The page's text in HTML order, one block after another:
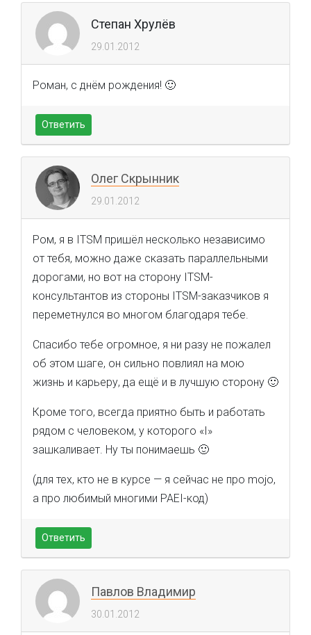
Степан Хрулёв
29.01.2012
Роман, с днём рождения! 🙂
Ответить
Олег Скрынник
29.01.2012
Ром, я в ITSM пришёл несколько независимо
от тебя, можно даже сказать параллельными
дорогами, но вот на сторону ITSM-
консультантов из стороны ITSM-заказчиков я
переметнулся во многом благодаря тебе.
Спасибо тебе огромное, я ни разу не пожалел
об этом шаге, он сильно повлиял на мою
жизнь и карьеру, да ещё и в лучшую сторону 🙂
Кроме того, всегда приятно быть и работать
рядом с человеком, у которого «I»
зашкаливает. Ну ты понимаешь 🙂
(для тех, кто не в курсе — я сейчас не про mojo,
а про любимый многими PAEI-код)
Ответить
Павлов Владимир
30.01.2012